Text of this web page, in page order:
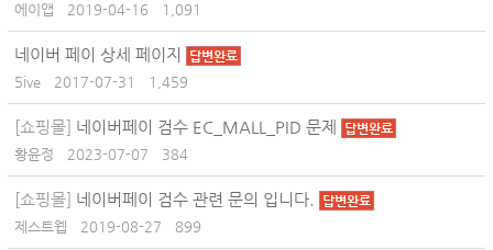
에이앱 2019-04-16 1,091
네이버 페이 상세 페이지 답변완료
5ive 2017-07-31 1,459
[쇼핑몰] 네이버페이 검수 EC_MALL_PID 문제 답변완료
황윤정 2023-07-07 384
[쇼핑몰] 네이버페이 검수 관련 문의 입니다. 답변완료
제스트웹 2019-08-27 899